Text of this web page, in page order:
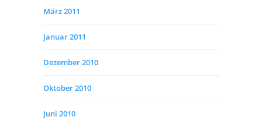
März 2011
Januar 2011
Dezember 2010
Oktober 2010
Juni 2010